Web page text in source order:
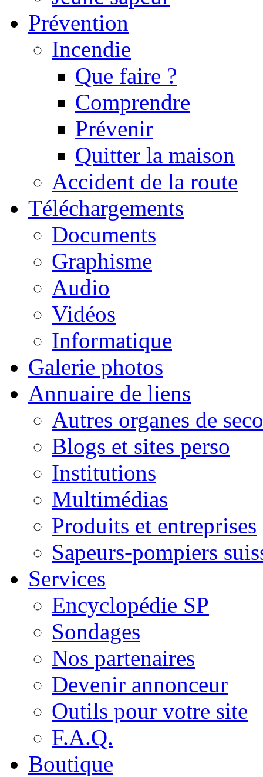
Prévention
Incendie
Que faire ?
Comprendre
Prévenir
Quitter la maison
Accident de la route
Téléchargements
Documents
Graphisme
Audio
Vidéos
Informatique
Galerie photos
Annuaire de liens
Autres organes de
Blogs et sites perso
Institutions
Multimédias
Produits et entreprises
Sapeurs-pompiers
Services
Encyclopédie SP
Sondages
Nos partenaires
Devenir annonceur
Outils pour votre site
F.A.Q.
Boutique